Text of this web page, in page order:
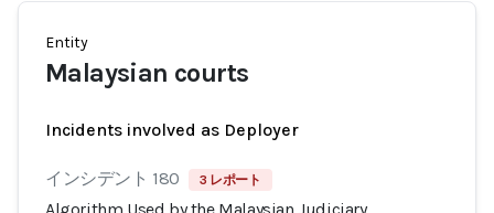
Entity
Malaysian courts
Incidents involved as Deployer
インシデント 180 3 レポート